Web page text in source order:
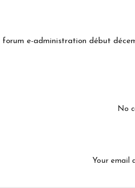
forum e-administration début
No
Your email